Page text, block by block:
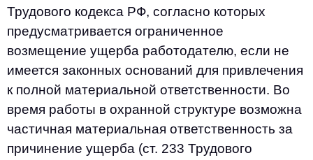
Трудового кодекса РФ, согласно которых
предусматривается ограниченное
возмещение ущерба работодателю, если не
имеется законных оснований для привлечения
к полной материальной ответственности. Во
время работы в охранной структуре возможна
частичная материальная ответственность за
причинение ущерба (ст. 233 Трудового